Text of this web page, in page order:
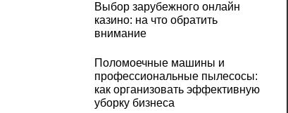
Выбор зарубежного онлайн
казино: на что обратить
внимание
Поломоечные машины и
профессиональные пылесосы:
как организовать эффективную
уборку бизнеса